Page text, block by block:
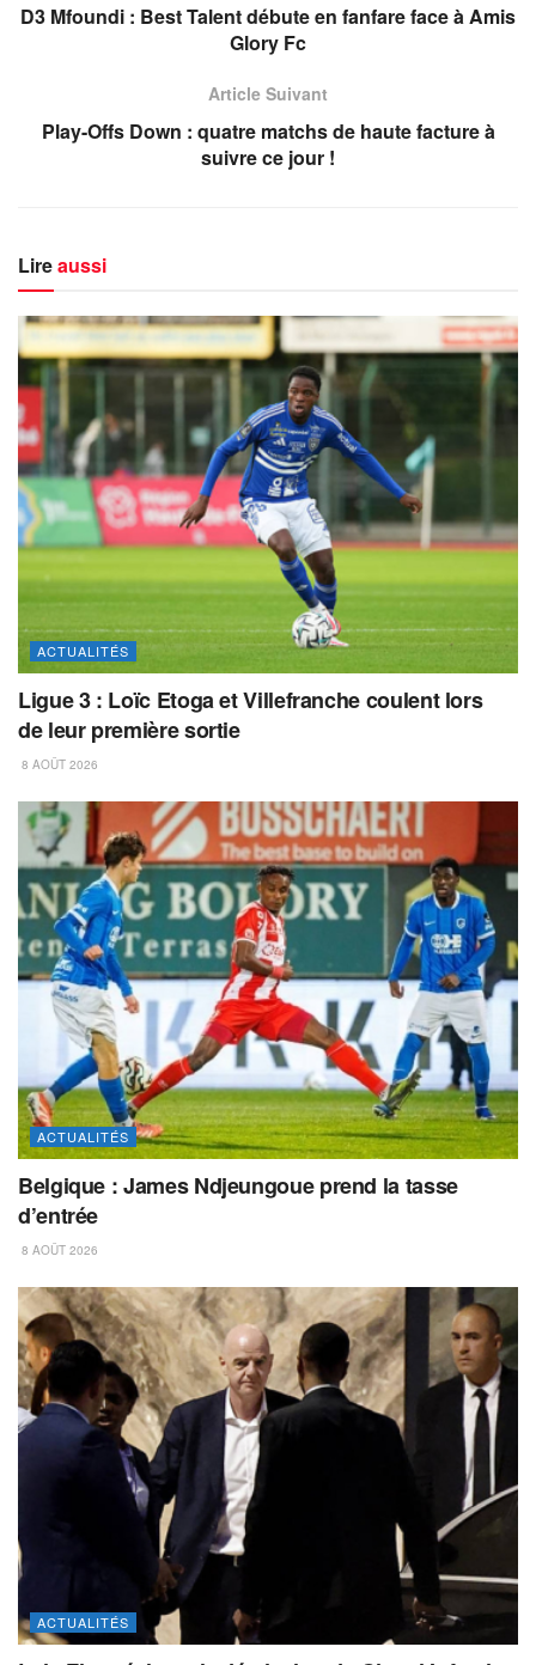
D3 Mfoundi : Best Talent débute en fanfare face à Amis
Glory Fc
Article Suivant
Play-Offs Down : quatre matchs de haute facture à
suivre ce jour !
Lireaussi
ACTUALITÉS
Ligue 3 : Loïc Etoga et Villefranche coulent lors
de leur première sortie
8 AOÛT 2026
ACTUALITÉS
Belgique : James Ndjeungoue prend la tasse
d’entrée
8 AOÛT 2026
ACTUALITÉS